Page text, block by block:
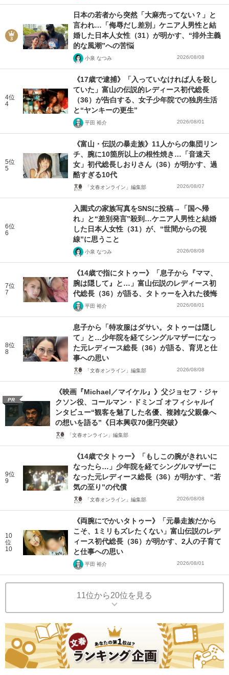
日本の若者から突然「大麻売ってない？」と
言われ…「侮辱だし差別」ケニア人男性と結
婚した日本人女性（31）が明かす、“排外主義
的な風潮”への苦悩
小泉 なつみ 2026/08/08
4位
4
《17歳で逮捕》「入っていなければ人を殺し
ていた」富山の伝説的レディース初代総長
（36）が告白する、女子少年院での独房生活
と“ヤンキーの更生”
平田 裕介 2026/08/01
5位
5
《富山・伝説の暴走族》11人からの集団リン
チ、腕に10箇所以上の根性焼き…「音速天
女」初代総長しおりさん（36）が明かす、過
酷すぎる10代
「文春オンライン」編集部 2026/08/07
6位
6
入園式の家族写真をSNSに投稿→「国へ帰
れ」と“差別発言”殺到…ケニア人男性と結婚
した日本人女性（31）が、“世間からの視
線”に思うこと
小泉 なつみ 2026/08/08
7位
7
《14歳で指にタトゥー》「息子から『ママ、
腕は隠して』と…」富山伝説のレディース初
代総長（36）が語る、タトゥーを入れた後悔
平田 裕介 2026/08/01
8位
8
息子から「特攻服はダサい。タトゥーは隠し
て」と…少年院を経てシングルマザーになっ
た元レディース総長（36）が語る、育児と仕
事への思い
「文春オンライン」編集部 2026/08/08
PR
《映画『Michael／マイケル』》父ジョセフ・ジャ
クソン役、コールマン・ドミンゴ オフィシャルイ
ンタビュー“観客を魅了した名優、複雑な父親像へ
の想いを語る”《日本興収70億円突破》
「文春オンライン」編集部
9位
9
《14歳でタトゥー》「もしこの腕がきれいに
なったら…」少年院を経てシングルマザーに
なった元レディース総長（36）が明かす、“若
気の至り”の代償
「文春オンライン」編集部 2026/08/08
10
位
10
《両腕にでかいタトゥー》「元暴走族だから
こそ、1ミリもズレたくない」富山伝説のレデ
ィース初代総長（36）が明かす、2人の子育て
と仕事への思い
平田 裕介 2026/08/01
11位から20位を見る